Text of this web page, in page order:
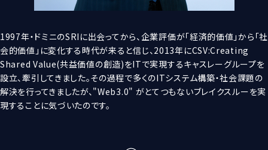
1997年・ドミニのSRIに出会ってから、企業評価が「経済的価値」から「社
会的価値」に変化する時代が来ると信じ、2013年にCSV:Creating
Shared Value(共益価値の創造)をITで実現するキャスレーグループを
設立、牽引してきました。その過程で多くのITシステム構築・社会課題の
解決を行ってきましたが、"Web3.0" がとてつもないブレイクスルーを実
現することに気づいたのです。